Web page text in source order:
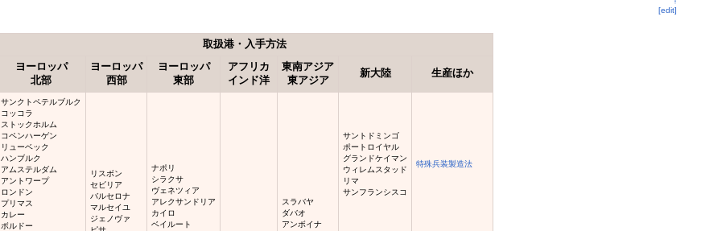
↑
[edit]
取扱港・入手方法
ヨーロッパ
北部
ヨーロッパ
西部
ヨーロッパ
東部
アフリカ
インド洋
東南アジア
東アジア
新大陸 生産ほか
サンクトペテルブルク
コッコラ
ストックホルム
コペンハーゲン
リューベック
ハンブルク
アムステルダム
アントワープ
ロンドン
プリマス
カレー
ボルドー
リスボン
セビリア
バルセロナ
マルセイユ
ジェノヴァ
ナポリ
シラクサ
ヴェネツィア
アレクサンドリア
カイロ
ベイルート
スラバヤ
ダバオ
アンボイナ
サントドミンゴ
ポートロイヤル
グランドケイマン
ウィレムスタッド
リマ
サンフランシスコ
特殊兵装製造法